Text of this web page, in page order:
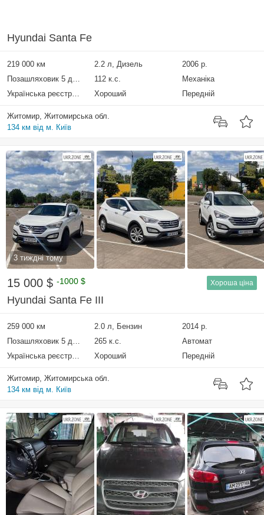
Hyundai Santa Fe
219 000 км 2.2 л, Дизель
2006 р.
Позашляховик 5 дверей
112 к.с.
Механіка
Українська реєстрація
Хороший Передній
Житомир, Житомирська обл.
134 км від м. Київ
3 тиждні тому
15 000 $ -1000 $ Хороша ціна
Hyundai Santa Fe III
259 000 км 2.0 л, Бензин
2014 р.
Позашляховик 5 дверей
265 к.с.
Автомат
Українська реєстрація
Хороший Передній
Житомир, Житомирська обл.
134 км від м. Київ